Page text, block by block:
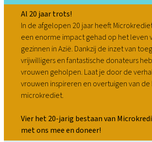
Al 20 jaar trots!
In de afgelopen 20 jaar heeft
een enorme impact gehad op het leven
gezinnen in Azië. Dankzij de inzet van
vrijwilligers en fantastische donateurs
vrouwen geholpen. Laat je door de
vrouwen inspireren en overtuigen van de
microkrediet.
Vier het 20-jarig bestaan van
met ons mee en doneer!